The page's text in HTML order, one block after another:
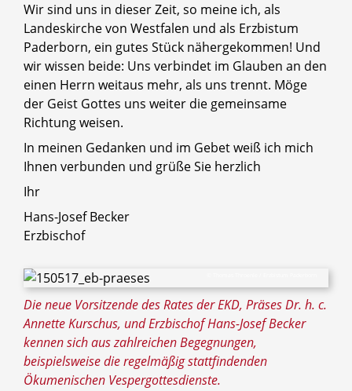
Die neue Vorsitzende des Rates der EKD, Präses Dr. h. c.
Annette Kurschus, und Erzbischof Hans-Josef Becker
kennen sich aus zahlreichen Begegnungen,
beispielsweise die regelmäßig stattfindenden
Ökumenischen Vespergottesdienste.
Wir sind uns in dieser Zeit, so meine ich, als
Landeskirche von Westfalen und als Erzbistum
Paderborn, ein gutes Stück nähergekommen! Und
wir wissen beide: Uns verbindet im Glauben an den
einen Herrn weitaus mehr, als uns trennt. Möge
der Geist Gottes uns weiter die gemeinsame
Richtung weisen.
In meinen Gedanken und im Gebet weiß ich mich
Ihnen verbunden und grüße Sie herzlich
Ihr
Hans-Josef Becker
Erzbischof